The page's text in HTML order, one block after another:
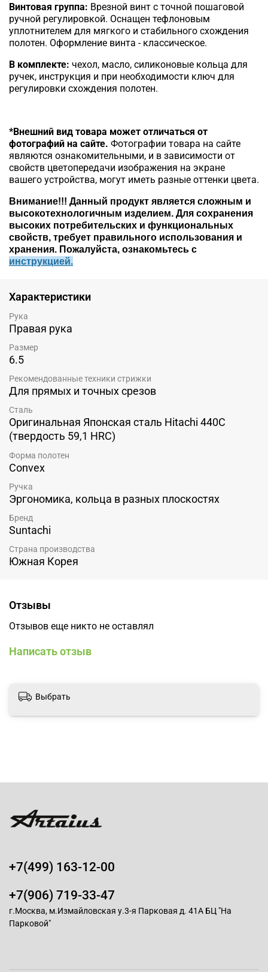
Винтовая группа: Врезной винт с точной пошаговой
ручной регулировкой. Оснащен тефлоновым
уплотнителем для мягкого и стабильного схождения
полотен. Оформление винта - классическое.
В комплекте: чехол, масло, силиконовые кольца для
ручек, инструкция и при необходимости ключ для
регулировки схождения полотен.
*Внешний вид товара может отличаться от
фотографий на сайте. Фотографии товара на сайте
являются ознакомительными, и в зависимости от
свойств цветопередачи изображения на экране
вашего устройства, могут иметь разные оттенки цвета.
Внимание!!! Данный продукт является сложным и
высокотехнологичным изделием. Для сохранения
высоких потребительских и функциональных
свойств, требует правильного использования и
хранения. Пожалуйста, ознакомьтесь c
инструкцией.
Характеристики
Рука
Правая рука
Размер
6.5
Рекомендованные техники стрижки
Для прямых и точных срезов
Сталь
Оригинальная Японская сталь Hitachi 440C
(твердость 59,1 HRC)
Форма полотен
Convex
Ручка
Эргономика, кольца в разных плоскостях
Бренд
Suntachi
Страна производства
Южная Корея
Отзывы
Отзывов еще никто не оставлял
Написать отзыв
Выбрать
+7(499) 163-12-00
+7(906) 719-33-47
г.Москва, м.Измайловская у.3-я Парковая д. 41А БЦ "На
Парковой"